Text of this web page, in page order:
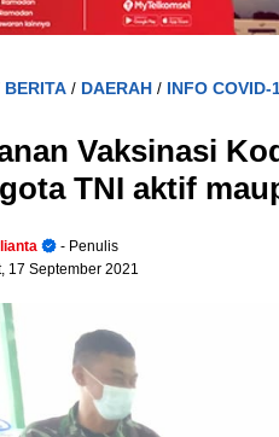
BERITA / DAERAH / INFO COVID-
Vaksinasi
TNI aktif
- Penulis
17 September 2021